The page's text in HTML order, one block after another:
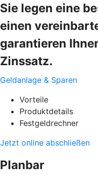
Sie legen eine
einen
garantieren
Zinssatz.
Geldanlage & Sparen
Vorteile
Produktdetails
Festgeldrechner
Jetzt online abschließen
Planbar